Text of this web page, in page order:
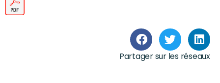
Partager sur les réseaux